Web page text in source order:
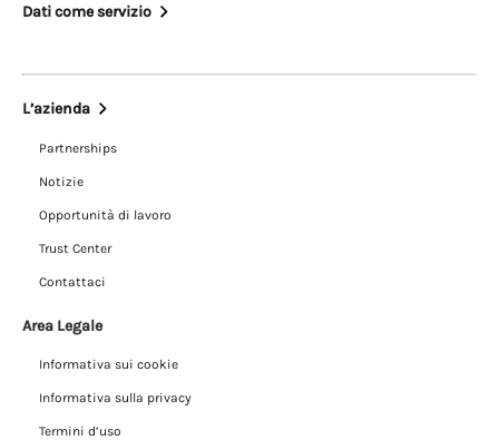
Dati come servizio
L’azienda
Partnerships
Notizie
Opportunità di lavoro
Trust Center
Contattaci
Area Legale
Informativa sui cookie
Informativa sulla privacy
Termini d’uso